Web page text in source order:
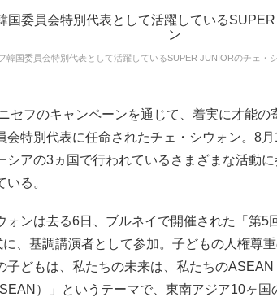
韓国委員会特別代表として活躍しているSUPER JUNIORのチェ・
セフのキャンペーンを通じて、着実に才能の
会特別代表に任命されたチェ・シウォン。8
シアの3ヵ国で行われているさまざまな活動
いる。
ォンは去る6日、ブルネイで開催された「第5
、基調講演者として参加。子どもの人権尊
子どもは、私たちの未来は、私たちの
）」というテーマで、東南アジア10ヶ国